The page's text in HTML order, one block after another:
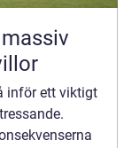
inför ett viktigt